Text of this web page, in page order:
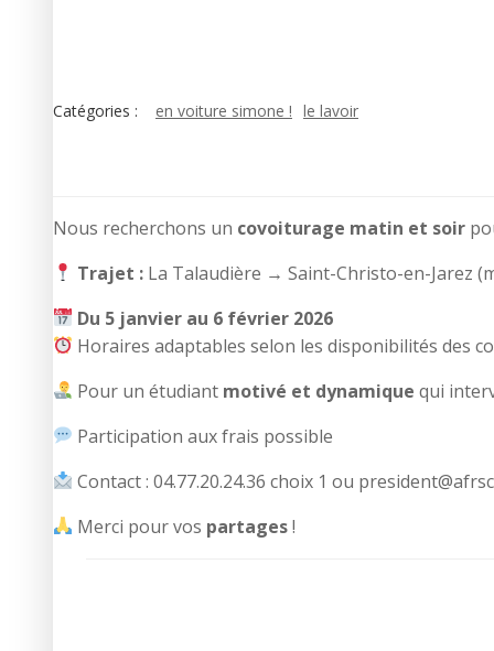
Catégories : en voiture simone ! le lavoir
Nous recherchons un covoiturage matin et soir
Trajet : La Talaudière → Saint-Christo-en-Jarez
Du 5 janvier au 6 février 2026
Horaires adaptables selon les disponibilités des
Pour un étudiant motivé et dynamique qui
Participation aux frais possible
Contact : 04.77.20.24.36 choix 1 ou
Merci pour vos partages!